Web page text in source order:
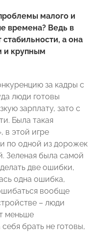
малого и
времена? Ведь в
а она
и крупным
за кадры с
люди готовы
зарплату, зато с
Была такая
в этой игре
по одной из дорожек
Зеленая была самой
две ошибки,
одна ошибка,
вообще
– люди
меньше
брать не готовы,